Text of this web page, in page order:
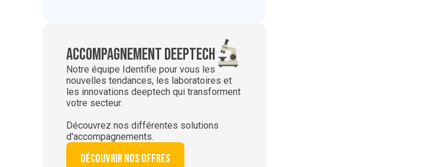
Accompagnement deeptech
Notre équipe Identifie pour vous les
nouvelles tendances, les laboratoires et
les innovations deeptech qui transforment
votre secteur.
Découvrez nos différentes solutions
d'accompagnements.
Découvrir nos offres